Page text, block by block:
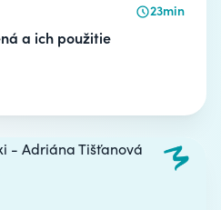
23min
a ich použitie